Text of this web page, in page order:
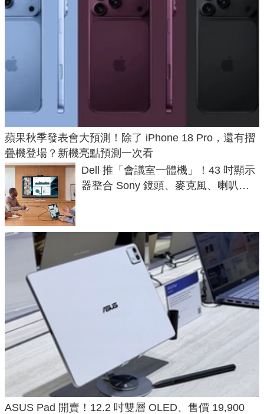
蘋果秋季發表會大預測！除了 iPhone 18 Pro，還有摺
疊機登場？新機亮點預測一次看
Dell 推「會議室一體機」！43 吋顯示
器整合 Sony 鏡頭、麥克風、喇叭，
ASUS Pad 開賣！12.2 吋雙層 OLED、售價 19,900